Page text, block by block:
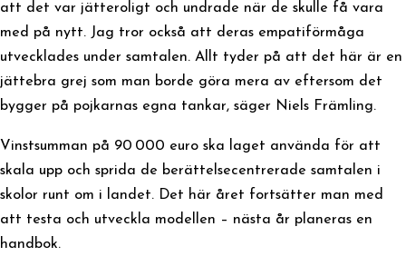
att det var jätteroligt och undrade när de skulle få vara
med på nytt. Jag tror också att deras empatiförmåga
utvecklades under samtalen. Allt tyder på att det här är en
jättebra grej som man borde göra mera av eftersom det
bygger på pojkarnas egna tankar, säger Niels Främling.
Vinstsumman på 90 000 euro ska laget använda för att
skala upp och sprida de berättelsecentrerade samtalen i
skolor runt om i landet. Det här året fortsätter man med
att testa och utveckla modellen – nästa år planeras en
handbok.